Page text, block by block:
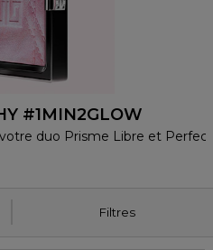
#1MIN2GLOW
duo Prisme Libre et
Filtres